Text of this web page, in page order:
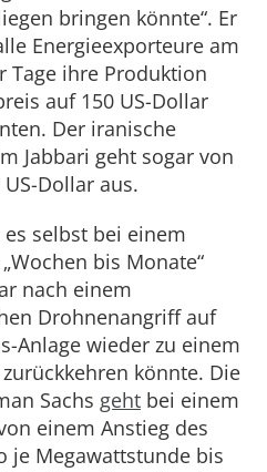
bringen könnte“. Er
Energieexporteure am
Tage ihre Produktion
auf 150 US-Dollar
Der iranische
Jabbari geht sogar von
Dollar aus.
selbst bei einem
bis Monate“
nach einem
Drohnenangriff auf
Anlage wieder zu einem
könnte. Die
Sachs geht bei einem
einem Anstieg des
je Megawattstunde bis